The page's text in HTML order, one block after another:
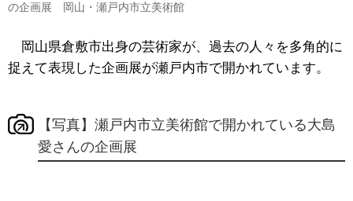
の企画展 岡山・瀬戸内市立美術館
岡山県倉敷市出身の芸術家が、過去の人々を多角的に
捉えて表現した企画展が瀬戸内市で開かれています。
【写真】瀬戸内市立美術館で開かれている大島
愛さんの企画展